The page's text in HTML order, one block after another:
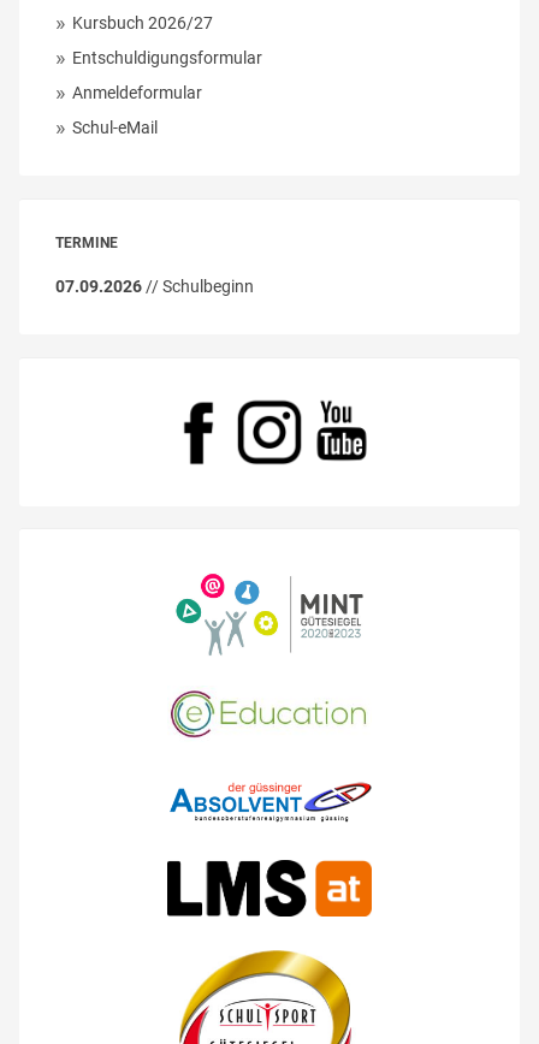
Kursbuch 2026/27
Entschuldigungsformular
Anmeldeformular
Schul-eMail
TERMINE
07.09.2026 // Schulbeginn